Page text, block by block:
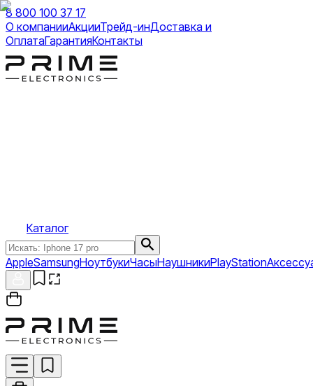
8 800 100 37 17
О компанииАкцииТрейд-инДоставка и
ОплатаГарантияКонтакты
Каталог
AppleSamsungНоутбукиЧасыНаушникиPlayStation